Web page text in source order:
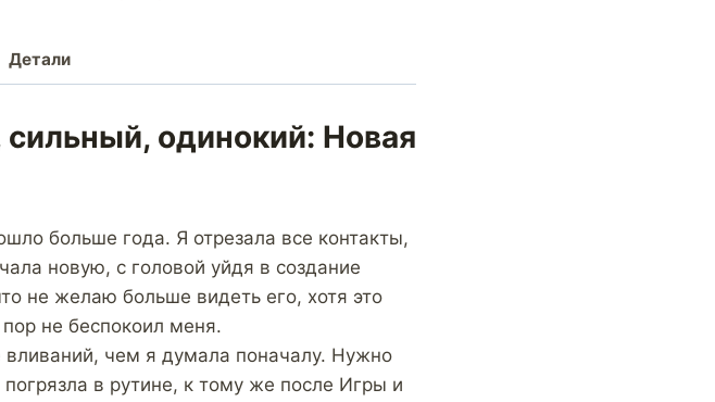
Детали
одинокий: Новая
больше года. Я отрезала все контакты,
новую, с головой уйдя в создание
не желаю больше видеть его, хотя это
не беспокоил меня.
чем я думала поначалу. Нужно
в рутине, к тому же после Игры и